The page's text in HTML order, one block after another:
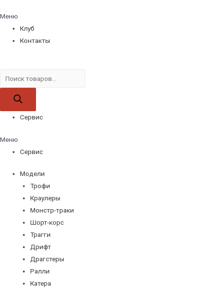
Меню
Клуб
Контакты
товаров
Сервис
Меню
Сервис
Модели
Трофи
Краулеры
Монстр-траки
Шорт-корс
Трагги
Дрифт
Драгстеры
Ралли
Катера